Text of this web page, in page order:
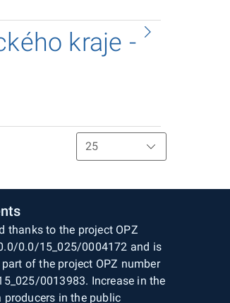
kraje -
thanks to the project OPZ
0.0/15_025/0004172 and is
of the project OPZ number
0013983. Increase in the
producers in the public